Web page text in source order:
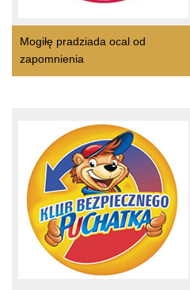
Mogiłę pradziada ocal od
zapomnienia